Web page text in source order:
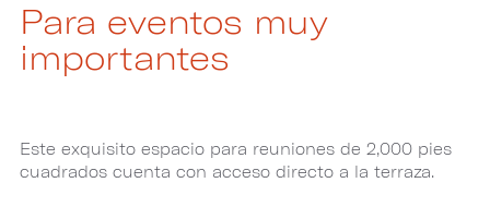
Para eventos muy
importantes
Este exquisito espacio para reuniones de 2,000 pies
cuadrados cuenta con acceso directo a la terraza.